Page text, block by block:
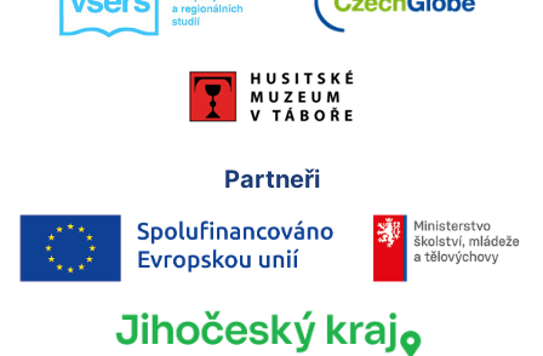
Partneři